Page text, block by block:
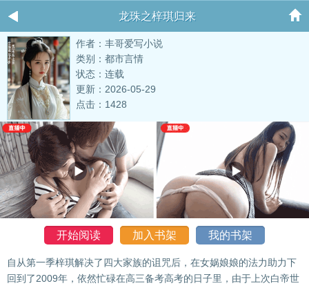
龙珠之梓琪归来
作者：丰哥爱写小说
类别：都市言情
状态：连载
更新：2026-05-29
点击：1428
开始阅读 加入书架 我的书架
自从第一季梓琪解决了四大家族的诅咒后，在女娲娘娘的法力助力下
回到了2009年，依然忙碌在高三备考高考的日子里，由于上次白帝世